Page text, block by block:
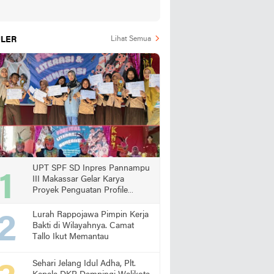
Lihat Semua
UPT SPF SD Inpres Pannampu
III Makassar Gelar Karya
Proyek Penguatan Profile
Lurah Rappojawa Pimpin Kerja
Bakti di Wilayahnya. Camat
Tallo Ikut Memantau
Sehari Jelang Idul Adha, Plt.